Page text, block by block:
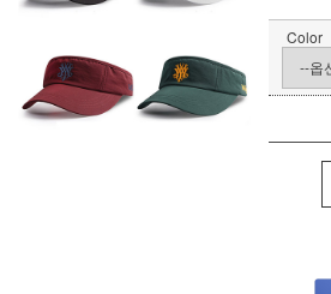
Color